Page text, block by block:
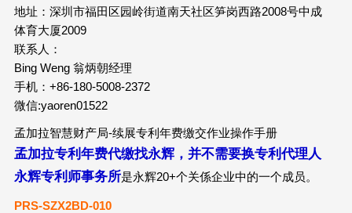
地址：深圳市福田区园岭街道南天社区笋岗西路2008号中成
体育大厦2009
联系人：
Bing Weng 翁炳朝经理
手机：+86-180-5008-2372
微信:yaoren01522
孟加拉智慧财产局-续展专利年费缴交作业操作手册
孟加拉专利年费代缴找永辉，并不需要换专利代理人
永辉专利师事务所是永辉20+个关係企业中的一个成员。
PRS-SZX2BD-010